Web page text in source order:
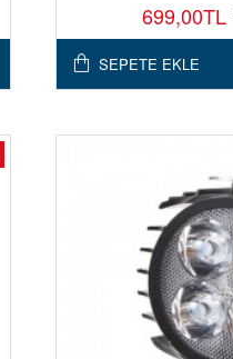
699,00TL
SEPETE EKLE